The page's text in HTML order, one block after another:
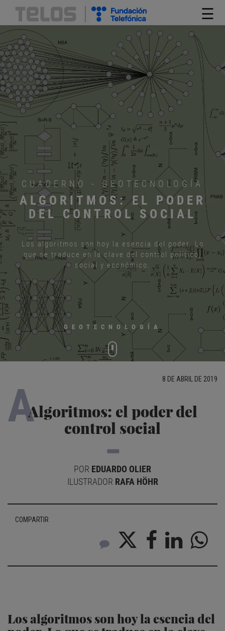
☰
CUADERNO - GEOTECNOLOGÍA
ALGORITMOS: EL PODER
DEL CONTROL SOCIAL
Los algoritmos son hoy la esencia del poder. Lo
que se traduce en la clave del control político,
social y económico.
GEOTECNOLOGÍA
8 DE ABRIL DE 2019
AAlgoritmos: el poder del
control social
POR EDUARDO OLIER
ILUSTRADOR RAFA HÖHR
COMPARTIR
Los algoritmos son hoy la esencia del